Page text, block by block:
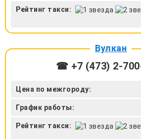
Рейтинг такси:
Вулкан
☎ +7 (473) 2-
Цена по межгороду:
График работы:
Рейтинг такси: